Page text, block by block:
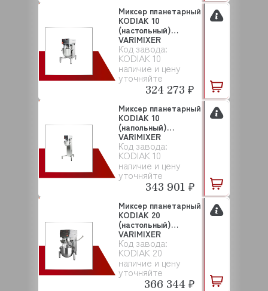
Код завода:
KODIAK 10
наличие и цену
уточняйте
Миксер планетарный
KODIAK 10
(настольный)
VARIMIXER
324 273 ₽
Код завода:
KODIAK 10
наличие и цену
уточняйте
Миксер планетарный
KODIAK 10
(напольный)
VARIMIXER
343 901 ₽
Код завода:
KODIAK 20
наличие и цену
уточняйте
Миксер планетарный
KODIAK 20
(настольный)
VARIMIXER
366 344 ₽